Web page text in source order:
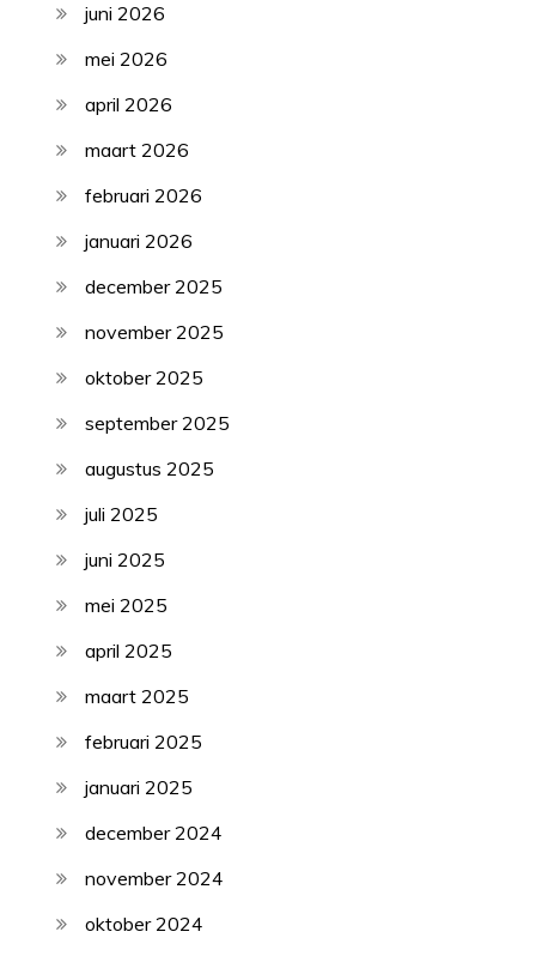
juni 2026
mei 2026
april 2026
maart 2026
februari 2026
januari 2026
december 2025
november 2025
oktober 2025
september 2025
augustus 2025
juli 2025
juni 2025
mei 2025
april 2025
maart 2025
februari 2025
januari 2025
december 2024
november 2024
oktober 2024